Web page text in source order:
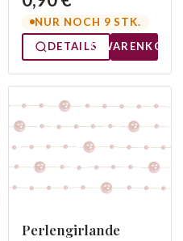
NUR NOCH 9 STK.
DETAILS
WARENKORB
Perlengirlande